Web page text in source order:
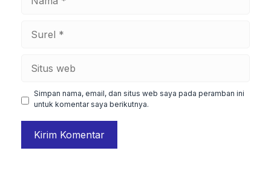
Simpan nama, email, dan situs web saya pada peramban ini
untuk komentar saya berikutnya.